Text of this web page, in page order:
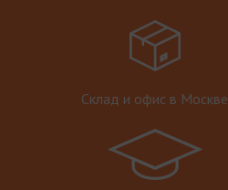
Склад и офис в Москве